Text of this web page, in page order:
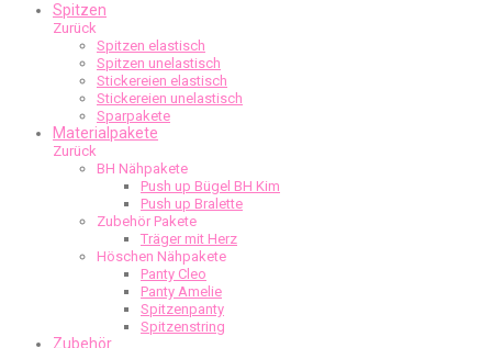
Spitzen
Zurück
Spitzen elastisch
Spitzen unelastisch
Stickereien elastisch
Stickereien unelastisch
Sparpakete
Materialpakete
Zurück
BH Nähpakete
Push up Bügel BH Kim
Push up Bralette
Zubehör Pakete
Träger mit Herz
Höschen Nähpakete
Panty Cleo
Panty Amelie
Spitzenpanty
Spitzenstring
Zubehör